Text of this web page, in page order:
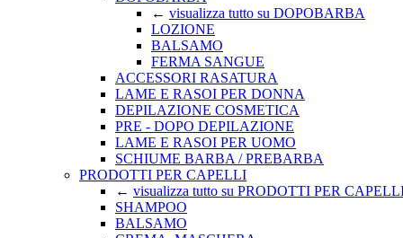
← visualizza tutto su DOPOBARBA
LOZIONE
BALSAMO
FERMA SANGUE
ACCESSORI RASATURA
LAME E RASOI PER DONNA
DEPILAZIONE COSMETICA
PRE - DOPO DEPILAZIONE
LAME E RASOI PER UOMO
SCHIUME BARBA / PREBARBA
PRODOTTI PER CAPELLI
← visualizza tutto su PRODOTTI PER
SHAMPOO
BALSAMO